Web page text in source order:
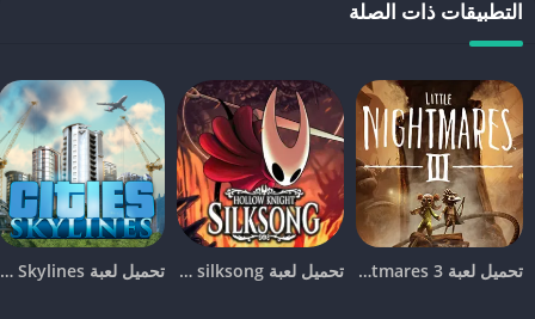
Google Play إذا كانت متاحة عليه، أو يمكنك الحصول عليها من مواقع
تحميل موثوقة. اللعبة تحتاج إلى جهاز ذي مواصفات قوية لتعمل بشكل
من توفر مساحة تخزين كافية على جهازك الأندرويد قبل البدء في التحميل،
لأن اللعبة تتطلب مساحة كبيرة.
كيفية تحميل لعبة Cyberpunk 2077 على الايفون
إذا كنت من مستخدميهواتف الايفون، يمكنك تحميل
لعبة Cyberpunk
2077
من متجر App Store إذا كانت متاحة هناك. اللعبة تعمل بشكل جيد
التطبيقات ذات الصلة
تحميل لعبة Little Nightmares 3 للجوال [آخر اصدار] تحميل لعبة hollow knight silksong للجوال [آخر اصدار] تحميل لعبة Cities Skylines للجوال للاندرويد و الايفون [آخر اصدار]